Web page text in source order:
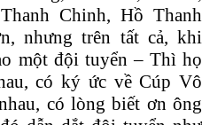
Chinh, Hồ Thanh
nhưng trên tất cả, khi
một đội tuyển – Thì họ
có ký ức về Cúp Vô
có lòng biết ơn ông